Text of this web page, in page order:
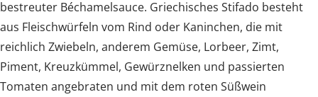
bestreuter Béchamelsauce. Griechisches Stifado besteht
aus Fleischwürfeln vom Rind oder Kaninchen, die mit
reichlich Zwiebeln, anderem Gemüse, Lorbeer, Zimt,
Piment, Kreuzkümmel, Gewürznelken und passierten
Tomaten angebraten und mit dem roten Süßwein